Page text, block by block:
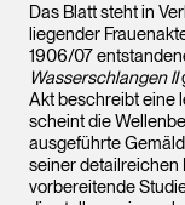
Das Blatt steht in
liegender
1906/07
Wasserschlangen II
Akt beschreibt eine
scheint die
ausgeführte
seiner detailreichen
vorbereitende